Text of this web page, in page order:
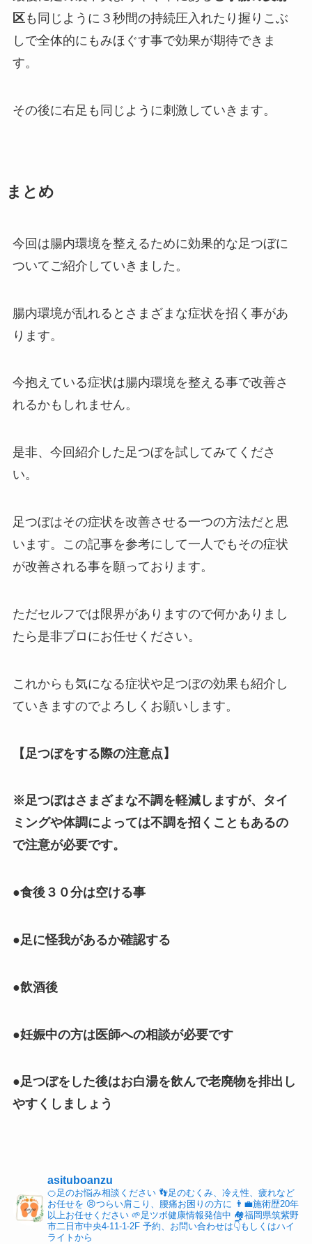
区も同じように３秒間の持続圧入れたり握りこぶ
しで全体的にもみほぐす事で効果が期待できま
す。
その後に右足も同じように刺激していきます。
まとめ
今回は腸内環境を整えるために効果的な足つぼに
ついてご紹介していきました。
腸内環境が乱れるとさまざまな症状を招く事があ
ります。
今抱えている症状は腸内環境を整える事で改善さ
れるかもしれません。
是非、今回紹介した足つぼを試してみてくださ
い。
足つぼはその症状を改善させる一つの方法だと思
います。この記事を参考にして一人でもその症状
が改善される事を願っております。
ただセルフでは限界がありますので何かありまし
たら是非プロにお任せください。
これからも気になる症状や足つぼの効果も紹介し
ていきますのでよろしくお願いします。
【足つぼをする際の注意点】
※足つぼはさまざまな不調を軽減しますが、タイ
ミングや体調によっては不調を招くこともあるの
で注意が必要です。
●食後３０分は空ける事
●足に怪我があるか確認する
●飲酒後
●妊娠中の方は医師への相談が必要です
●足つぼをした後はお白湯を飲んで老廃物を排出し
やすくしましょう
asituboanzu
🍊足のお悩み相談ください👣足のむくみ、冷え性、疲れなど
お任せを 😣つらい肩こり、腰痛お困りの方に 👨‍💼施術歴20年
以上お任せください🌱足ツボ健康情報発信中 🏘福岡県筑紫野
市二日市中央4-11-1-2F予約、お問い合わせは👇もしくはハイ
ライトから